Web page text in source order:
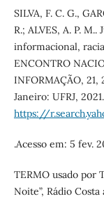
SILVA, F. C. G.,
R.; ALVES, A. P.
informacional,
ENCONTRO
INFORMAÇÃO, 21,
Janeiro: UFRJ,
https://
.Acesso em: 5 fev.
TERMO usado por
Noite”, Rádio